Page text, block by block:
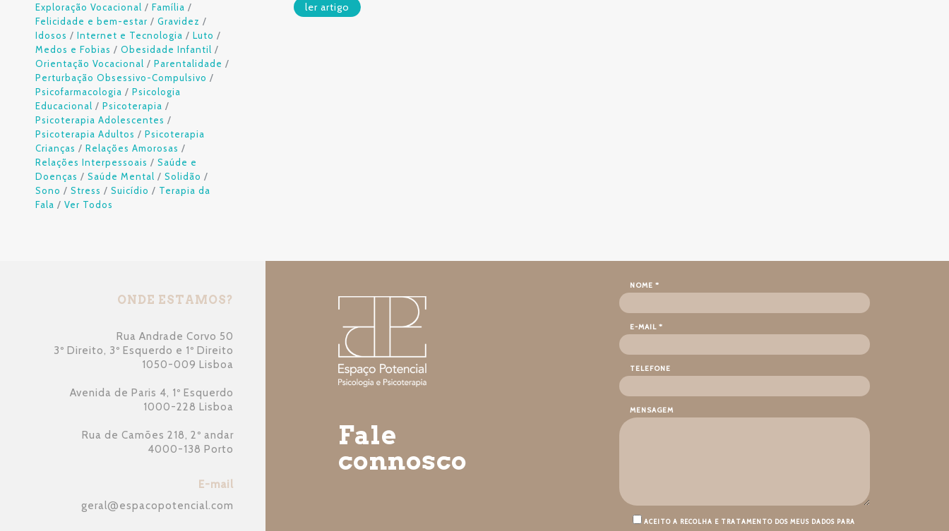
ler artigo
Exploração Vocacional / Família /
Felicidade e bem-estar / Gravidez /
Idosos / Internet e Tecnologia / Luto /
Medos e Fobias / Obesidade Infantil /
Orientação Vocacional / Parentalidade /
Perturbação Obsessivo-Compulsivo /
Psicofarmacologia / Psicologia
Educacional / Psicoterapia /
Psicoterapia Adolescentes /
Psicoterapia Adultos / Psicoterapia
Crianças / Relações Amorosas /
Relações Interpessoais / Saúde e
Doenças / Saúde Mental / Solidão /
Sono / Stress / Suicídio / Terapia da
Fala / Ver Todos
ONDE ESTAMOS?
Rua Andrade Corvo 50
3º Direito, 3º Esquerdo e 1º Direito
1050-009 Lisboa
Avenida de Paris 4, 1º Esquerdo
1000-228 Lisboa
Rua de Camões 218, 2º andar
4000-138 Porto
E-mail
geral@espacopotencial.com
Fale
connosco
NOME *
E-MAIL *
TELEFONE
MENSAGEM
ACEITO A RECOLHA E TRATAMENTO DOS MEUS DADOS PARA